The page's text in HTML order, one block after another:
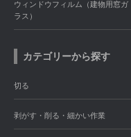
ウィンドウフィルム（建物用窓ガ
ラス）
カテゴリーから探す
切る
剥がす・削る・細かい作業